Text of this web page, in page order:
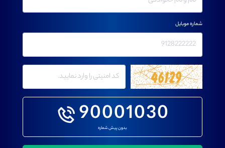
90001030
بدون پیش شماره
شماره موبایل